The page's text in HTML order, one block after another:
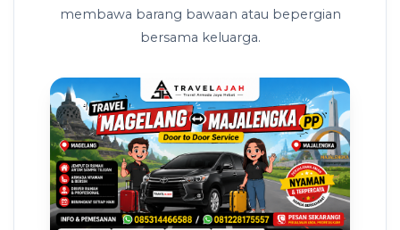
membawa barang bawaan atau bepergian
bersama keluarga.